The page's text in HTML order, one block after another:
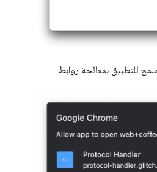
للتطبيق بمعالجة روابط